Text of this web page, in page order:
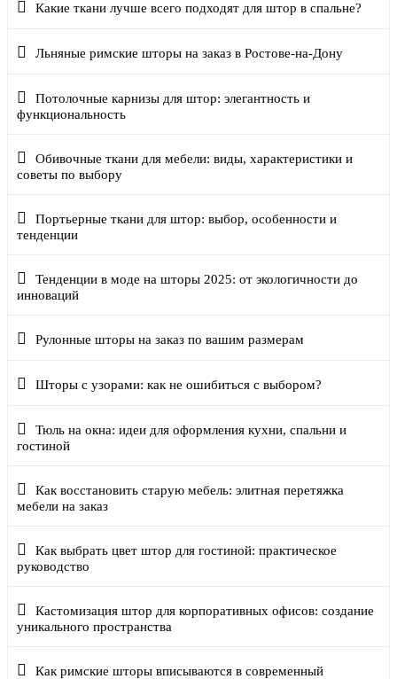
Какие ткани лучше всего подходят для штор в спальне?
Льняные римские шторы на заказ в Ростове-на-Дону
Потолочные карнизы для штор: элегантность и
функциональность
Обивочные ткани для мебели: виды, характеристики и
советы по выбору
Портьерные ткани для штор: выбор, особенности и
тенденции
Тенденции в моде на шторы 2025: от экологичности до
инноваций
Рулонные шторы на заказ по вашим размерам
Шторы с узорами: как не ошибиться с выбором?
Тюль на окна: идеи для оформления кухни, спальни и
гостиной
Как восстановить старую мебель: элитная перетяжка
мебели на заказ
Как выбрать цвет штор для гостиной: практическое
руководство
Кастомизация штор для корпоративных офисов: создание
уникального пространства
Как римские шторы вписываются в современный